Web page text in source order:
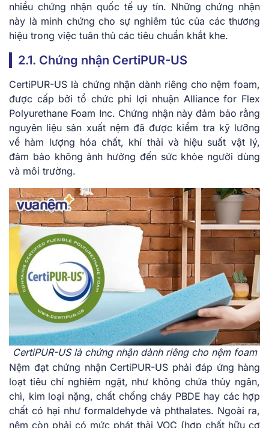
nhiều chứng nhận quốc tế uy tín. Những chứng nhận
này là minh chứng cho sự nghiêm túc của các thương
hiệu trong việc tuân thủ các tiêu chuẩn khắt khe.
2.1. Chứng nhận CertiPUR-US
CertiPUR-US là chứng nhận dành riêng cho nệm foam,
được cấp bởi tổ chức phi lợi nhuận Alliance for Flex
Polyurethane Foam Inc. Chứng nhận này đảm bảo rằng
nguyên liệu sản xuất nệm đã được kiểm tra kỹ lưỡng
về hàm lượng hóa chất, khí thải và hiệu suất vật lý,
đảm bảo không ảnh hưởng đến sức khỏe người dùng
và môi trường.
CertiPUR-US là chứng nhận dành riêng cho nệm foam
Nệm đạt chứng nhận CertiPUR-US phải đáp ứng hàng
loạt tiêu chí nghiêm ngặt, như không chứa thủy ngân,
chì, kim loại nặng, chất chống cháy PBDE hay các hợp
chất có hại như formaldehyde và phthalates. Ngoài ra,
nệm còn phải có mức phát thải VOC (hợp chất hữu cơ